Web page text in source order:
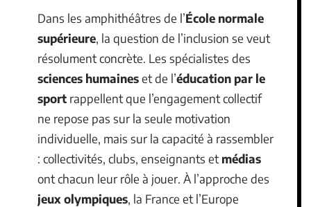
Dans les amphithéâtres de l’École normale
supérieure, la question de l’inclusion se veut
résolument concrète. Les spécialistes des
sciences humaineset de l’éducation par le
sport rappellent que l’engagement collectif
ne repose pas sur la seule motivation
individuelle, mais sur la capacité à rassembler
: collectivités, clubs, enseignants et médias
ont chacun leur rôle à jouer. À l’approche des
jeux olympiques, la France et l’Europe